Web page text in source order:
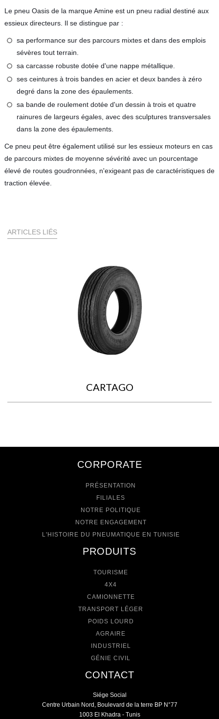
Le pneu Oasis de la marque Amine est un pneu radial destiné aux
essieux directeurs. Il se distingue par :
sa performance sur des parcours mixtes et dans des emplois
sévères tout terrain.
sa carcasse robuste dotée d'une nappe métallique.
ses ceintures à trois bandes en acier et deux bandes à zéro
degré dans la zone des épaulements.
sa bande de roulement dotée d'un dessin à trois et quatre
rainures de largeurs égales, avec des sculptures transversales
dans la zone des épaulements.
Ce pneu peut être également utilisé sur les essieux moteurs en cas
de parcours mixtes de moyenne sévérité avec un pourcentage
élevé de routes goudronnées, n'exigeant pas de caractéristiques de
traction élevée.
ARTICLES LIÉS
CARTAGO
CORPORATE
PRÉSENTATION
FILIALES
NOTRE POLITIQUE
NOTRE ENGAGEMENT
L'HISTOIRE DU PNEUMATIQUE EN TUNISIE
PRODUITS
TOURISME
4X4
CAMIONNETTE
TRANSPORT LÉGER
POIDS LOURD
AGRAIRE
INDUSTRIEL
GÉNIE CIVIL
CONTACT
Siége Social
Centre Urbain Nord, Boulevard de la terre BP N°77
1003 El Khadra - Tunis